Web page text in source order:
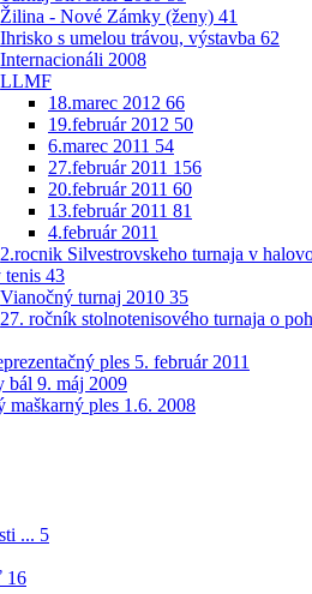
Žilina - Nové Zámky (ženy) 41
Ihrisko s umelou trávou, výstavba 62
Internacionáli 2008
LLMF
18.marec 2012 66
19.február 2012 50
6.marec 2011 54
27.február 2011 156
20.február 2011 60
13.február 2011 81
4.február 2011
2.rocnik Silvestrovskeho turnaja v
tenis 43
Vianočný turnaj 2010 35
27. ročník stolnotenisového turnaja o
ples 5. február 2011
bál 9. máj 2009
maškarný ples 1.6. 2008
... 5
16